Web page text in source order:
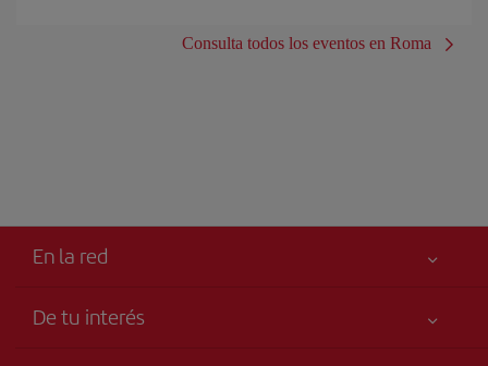
Consulta todos los eventos en Roma
En la red
De tu interés